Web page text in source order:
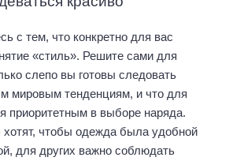
с тем, что конкретно для вас
«стиль». Решите сами для
слепо вы готовы следовать
мировым тенденциям, и что для
приоритетным в выборе наряда.
чтобы одежда была удобной
для других важно соблюдать